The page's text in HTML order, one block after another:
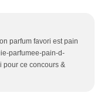
parfum favori est pain
parfumee-pain-d-
pour ce concours &